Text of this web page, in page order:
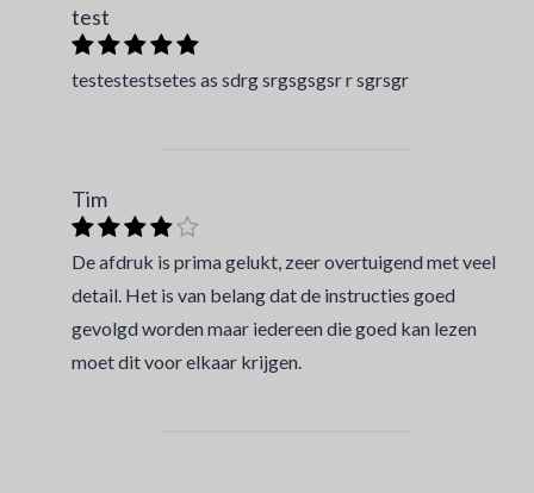
test
testestestsetes as sdrg srgsgsgsr r sgrsgr
Tim
De afdruk is prima gelukt, zeer overtuigend met veel
detail. Het is van belang dat de instructies goed
gevolgd worden maar iedereen die goed kan lezen
moet dit voor elkaar krijgen.